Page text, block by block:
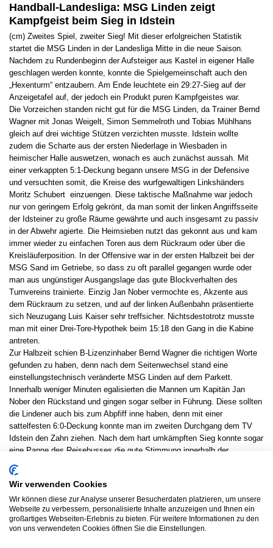
Handball-Landesliga: MSG Linden zeigt
Kampfgeist beim Sieg in Idstein
(cm) Zweites Spiel, zweiter Sieg! Mit dieser erfolgreichen Statistik
startet die MSG Linden in der Landesliga Mitte in die neue Saison.
Nachdem zu Rundenbeginn der Aufsteiger aus Kastel in eigener Halle
geschlagen werden konnte, konnte die Spielgemeinschaft auch den
„Hexenturm“ entzaubern. Am Ende leuchtete ein 29:27-Sieg auf der
Anzeigetafel auf, der jedoch ein Produkt puren Kampfgeistes war.
Die Vorzeichen standen nicht gut für die MSG Linden, da Trainer Bernd
Wagner mit Jonas Weigelt, Simon Semmelroth und Tobias Mühlhans
gleich auf drei wichtige Stützen verzichten musste. Idstein wollte
zudem die Scharte aus der ersten Niederlage in Wiesbaden in
heimischer Halle auswetzen, wonach es auch zunächst aussah. Mit
einer verkappten 5:1-Deckung begann unsere MSG in der Defensive
und versuchten somit, die Kreise des wurfgewaltigen Linkshänders
Moritz Schubert einzuengen. Diese taktische Maßnahme war jedoch
nur von geringem Erfolg gekrönt, da man somit der linken Angriffsseite
der Idsteiner zu große Räume gewährte und auch insgesamt zu passiv
in der Abwehr agierte. Die Heimsieben nutzt das gekonnt aus und kam
immer wieder zu einfachen Toren aus dem Rückraum oder über die
Kreisläuferposition. In der Offensive war in der ersten Halbzeit bei der
MSG Sand im Getriebe, so dass zu oft parallel gegangen wurde oder
man aus ungünstiger Ausgangslage das gute Blockverhalten des
Turnvereins trainierte. Einzig Jan Nober vermochte es, Akzente aus
dem Rückraum zu setzen, und auf der linken Außenbahn präsentierte
sich Neuzugang Luis Kaiser sehr treffsicher. Nichtsdestotrotz musste
man mit einer Drei-Tore-Hypothek beim 15:18 den Gang in die Kabine
antreten.
Zur Halbzeit schien B-Lizenzinhaber Bernd Wagner die richtigen Worte
gefunden zu haben, denn nach dem Seitenwechsel stand eine
einstellungstechnisch veränderte MSG Linden auf dem Parkett.
Innerhalb weniger Minuten egalisierten die Mannen um Kapitän Jan
Nober den Rückstand und gingen sogar selber in Führung. Diese sollten
die Lindener auch bis zum Abpfiff inne haben, denn mit einer
sattelfesten 6:0-Deckung konnte man im zweiten Durchgang dem TV
Idstein den Zahn ziehen. Nach dem hart umkämpften Sieg konnte sogar
eine Panne des Reisebusses die gute Stimmung innerhalb der
und einem Würfelbecher schließlich den Abend ausklingen ließ.
Es spielten: Rocksien, Kaiser; Nober (6), Jung (4), Melle (2), Walter (1),
Weber, Köhn (2), Deimer (1), Berger (1), Kaiser (6), Schuchmann (6/3)
Ergebnisdienst
Wir verwenden Cookies
Wir können diese zur Analyse unserer Besucherdaten platzieren, um unsere
Webseite zu verbessern, personalisierte Inhalte anzuzeigen und Ihnen ein
großartiges Webseiten-Erlebnis zu bieten. Für weitere Informationen zu den
von uns verwendeten Cookies öffnen Sie die Einstellungen.